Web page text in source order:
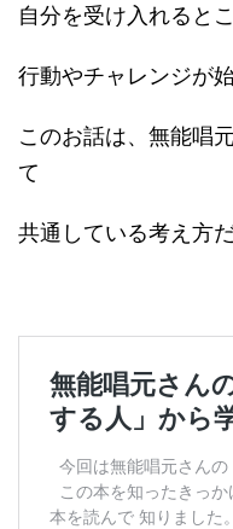
自分を受け入れると
行動やチャレンジが
このお話は、無能唱
て
共通している考え方